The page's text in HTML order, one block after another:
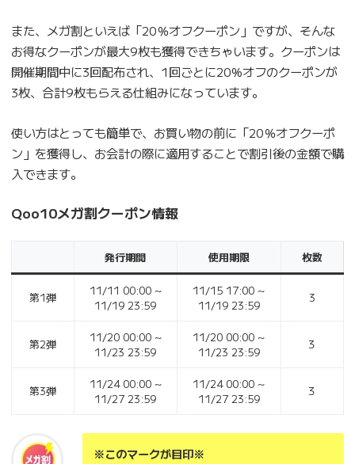
また、メガ割といえば「20％オフクーポン」ですが、そんな
お得なクーポンが最大9枚も獲得できちゃいます。クーポンは
開催期間中に3回配布され、1回ごとに20%オフのクーポンが
3枚、合計9枚もらえる仕組みになっています。
使い方はとっても簡単で、お買い物の前に「20％オフクーポ
ン」を獲得し、お会計の際に適用することで割引後の金額で購
入できます。
Qoo10メガ割クーポン情報
発行期間 使用期限 枚数
第1弾
11/11 00:00 ~
11/19 23:59
11/15 17:00 ~
11/19 23:59
3
第2弾
11/20 00:00 ~
11/23 23:59
11/20 00:00 ~
11/23 23:59
３
第3弾
11/24 00:00 ~
11/27 23:59
11/24 00:00 ~
11/27 23:59
３
※このマークが目印※